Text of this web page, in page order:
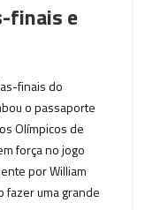
finais e
finais do
o passaporte
Olímpicos de
força no jogo
por William
fazer uma grande